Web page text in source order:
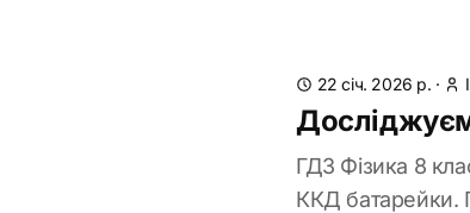
22 січ. 2026 р. ·
ГДЗ Фізика 8
ККД батарейки.